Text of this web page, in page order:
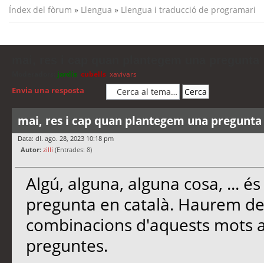
Índex del fòrum » Llengua » Llengua i traducció de programari
jordis cubells xavivars
Envia una resposta
mai, res i cap quan plantegem una pregunta
Data: dl. ago. 28, 2023 10:18 pm
Autor: zilli (Entrades: 8)
Algú, alguna, alguna cosa, ...
pregunta en català. Haurem
combinacions d'aquests mots
preguntes.